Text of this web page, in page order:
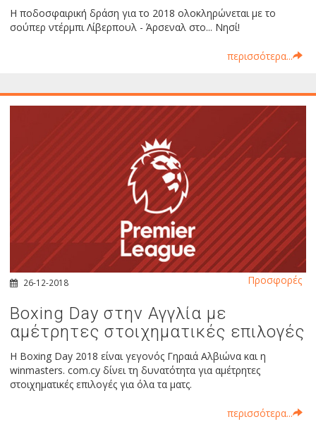
Η ποδοσφαιρική δράση για το 2018 ολοκληρώνεται με το
σούπερ ντέρμπι Λίβερπουλ - Άρσεναλ στο... Νησί!
περισσότερα...
26-12-2018
Boxing Day στην Αγγλία με
αμέτρητες στοιχηματικές επιλογές
Η Boxing Day 2018 είναι γεγονός Γηραιά Αλβιώνα και η
winmasters. com.cy δίνει τη δυνατότητα για αμέτρητες
στοιχηματικές επιλογές για όλα τα ματς.
περισσότερα...
Προσφορές